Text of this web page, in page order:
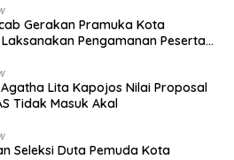
Gerakan Pramuka Kota
Pengamanan Peserta
Lita Kapojos Nilai Proposal
Tidak Masuk Akal
Seleksi Duta Pemuda Kota